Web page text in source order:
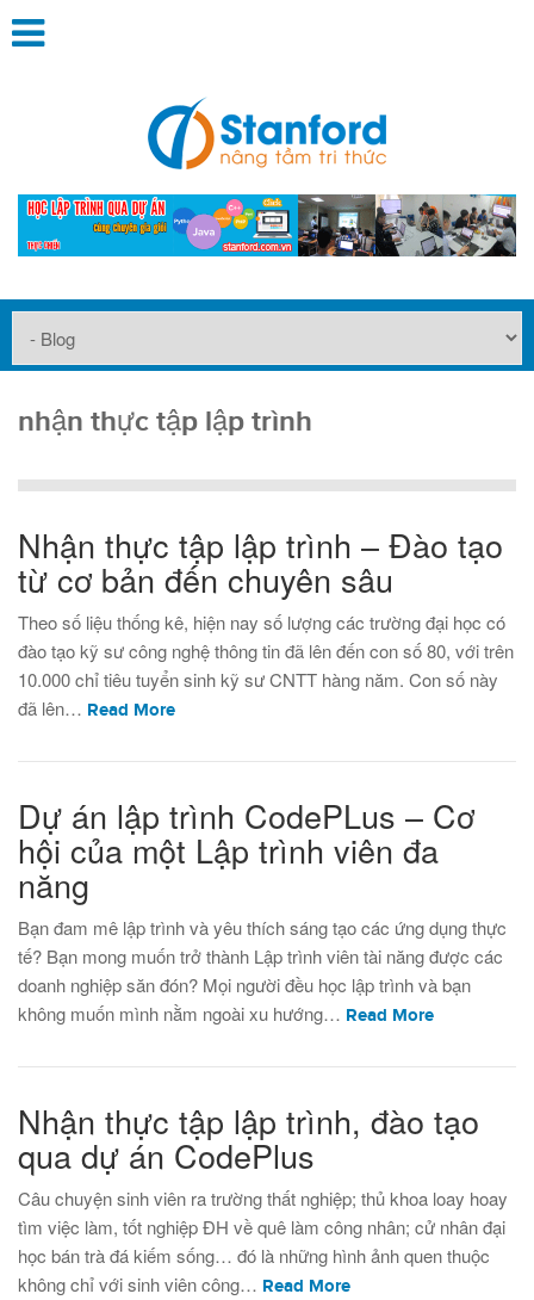
nhận thực tập lập trình
Nhận thực tập lập trình – Đào tạo
từ cơ bản đến chuyên sâu
Theo số liệu thống kê, hiện nay số lượng các trường đại học có
đào tạo kỹ sư công nghệ thông tin đã lên đến con số 80, với trên
10.000 chỉ tiêu tuyển sinh kỹ sư CNTT hàng năm. Con số này
đã lên… Read More
Dự án lập trình CodePLus – Cơ
hội của một Lập trình viên đa
năng
Bạn đam mê lập trình và yêu thích sáng tạo các ứng dụng thực
tế? Bạn mong muốn trở thành Lập trình viên tài năng được các
doanh nghiệp săn đón? Mọi người đều học lập trình và bạn
không muốn mình nằm ngoài xu hướng… Read More
Nhận thực tập lập trình, đào tạo
qua dự án CodePlus
Câu chuyện sinh viên ra trường thất nghiệp; thủ khoa loay hoay
tìm việc làm, tốt nghiệp ĐH về quê làm công nhân; cử nhân đại
học bán trà đá kiếm sống… đó là những hình ảnh quen thuộc
không chỉ với sinh viên công… Read More